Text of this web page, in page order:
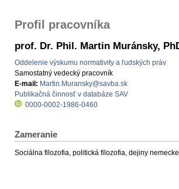
Profil pracovníka
prof. Dr. Phil. Martin Muránsky,
Oddelenie výskumu normativity a ľudských práv
Samostatný vedecký pracovník
E-mail: Martin.Muransky@savba.sk
Publikačná činnosť v databáze SAV
0000-0002-1986-0460
Zameranie
Sociálna filozofia, politická filozofia, dejiny